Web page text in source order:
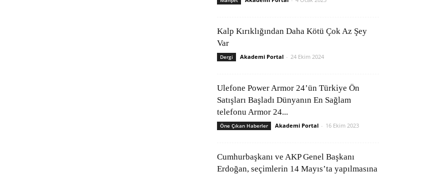
Kalp Kırıklığından Daha Kötü Çok Az Şey
Var
Dergi Akademi Portal - 24 Ekim 2024
Ulefone Power Armor 24’ün Türkiye Ön
Satışları Başladı Dünyanın En Sağlam
telefonu Armor 24...
Öne Çıkan Haberler Akademi Portal - 16 Ekim 2023
Cumhurbaşkanı ve AKP Genel Başkanı
Erdoğan, seçimlerin 14 Mayıs’ta yapılmasına